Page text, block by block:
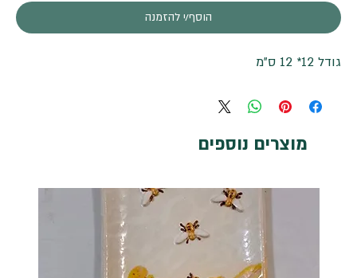
הוסף/י להזמנה
גודל 12* 12 ס"מ
מוצרים נוספים